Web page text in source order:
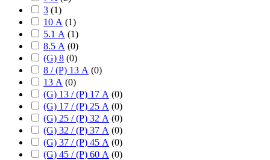
3 (1)
10 А (1)
5.1 А (1)
8.5 А (0)
(G) 8 (0)
8 / (P) 13 А (0)
13 А (0)
(G) 13 / (P) 17 А (0)
(G) 17 / (P) 25 А (0)
(G) 25 / (P) 32 А (0)
(G) 32 / (P) 37 А (0)
(G) 37 / (P) 45 А (0)
(G) 45 / (P) 60 А (0)